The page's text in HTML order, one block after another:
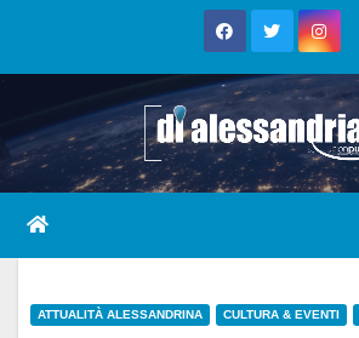
ATTUALITÀ ALESSANDRINA CULTURA & EVENTI